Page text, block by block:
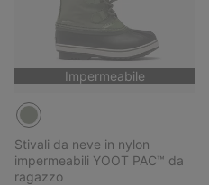
Impermeabile
Stivali da neve in nylon
impermeabili YOOT PAC™ da
ragazzo